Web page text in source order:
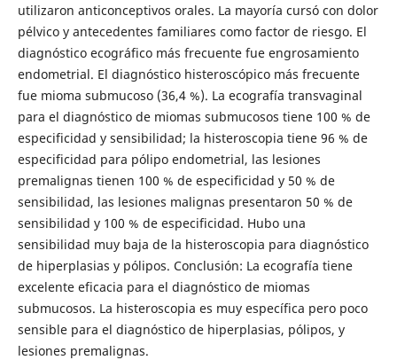
utilizaron anticonceptivos orales. La mayoría cursó con dolor
pélvico y antecedentes familiares como factor de riesgo. El
diagnóstico ecográfico más frecuente fue engrosamiento
endometrial. El diagnóstico histeroscópico más frecuente
fue mioma submucoso (36,4 %). La ecografía transvaginal
para el diagnóstico de miomas submucosos tiene 100 % de
especificidad y sensibilidad; la histeroscopia tiene 96 % de
especificidad para pólipo endometrial, las lesiones
premalignas tienen 100 % de especificidad y 50 % de
sensibilidad, las lesiones malignas presentaron 50 % de
sensibilidad y 100 % de especificidad. Hubo una
sensibilidad muy baja de la histeroscopia para diagnóstico
de hiperplasias y pólipos. Conclusión: La ecografía tiene
excelente eficacia para el diagnóstico de miomas
submucosos. La histeroscopia es muy específica pero poco
sensible para el diagnóstico de hiperplasias, pólipos, y
lesiones premalignas.